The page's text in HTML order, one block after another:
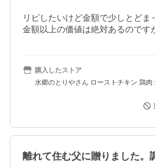
リピしたいけど金額で少しとどま
金額以上の価値は絶対あるのです
購入したストア
水郷のとりやさん ローストチキン 鶏肉